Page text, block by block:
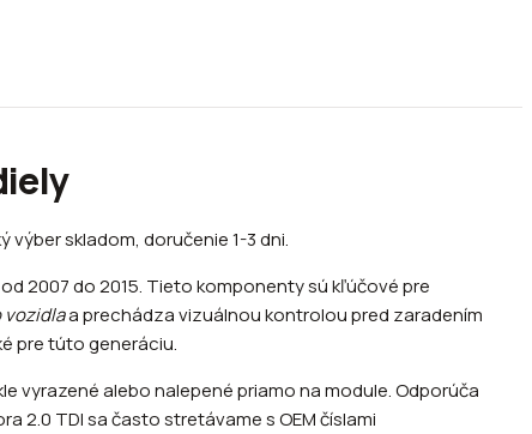
výber skladom, doručenie 1-3 dni.
2007 do 2015. Tieto komponenty sú kľúčové pre
vozidlaa prechádza vizuálnou kontrolou pred zaradením
pre túto generáciu.
vyrazené alebo nalepené priamo na module. Odporúča
2.0 TDI sa často stretávame s OEM číslami